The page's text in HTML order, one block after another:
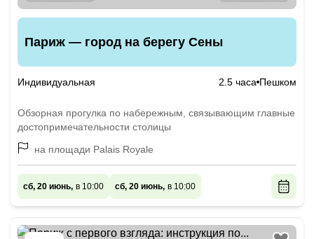
Париж — город на берегу Сены
Индивидуальная 2.5 часа Пешком
Обзорная прогулка по набережным, связывающим главные
достопримечательности столицы
на площади Palais Royale
сб, 20 июнь, в 10:00 сб, 20 июнь, в 10:00